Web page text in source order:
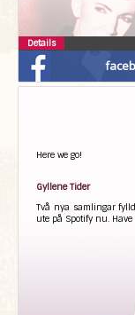
Details
Here we go!
Gyllene Tider
Två nya samlingar
ute på Spotify nu.